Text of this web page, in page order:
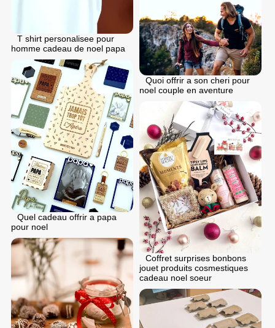
T shirt personalisee pour
homme cadeau de noel papa
Quoi offrir a son cheri pour
noel couple en aventure
Quel cadeau offrir a papa
pour noel
Coffret surprises bonbons
jouet produits cosmestiques
cadeau noel soeur